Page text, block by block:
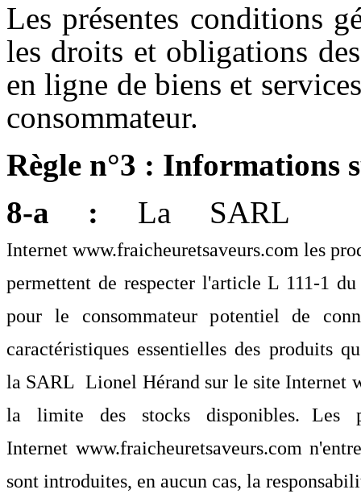
Les présentes conditions
les droits et obligations
en ligne de biens et
consommateur.
Règle n°3 : Informations
8-a : La SARL
Internet www.fraicheuretsaveurs.com les
permettent de respecter l'article L 111-1
pour le consommateur potentiel de
caractéristiques essentielles des produits
la SARL Lionel Hérand sur le site Internet
la limite des stocks disponibles. Les
Internet www.fraicheuretsaveurs.com
sont introduites, en aucun cas, la